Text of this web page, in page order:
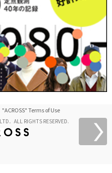
"ACROSS" Terms of Use
．ALL RIGHTS RESERVED.